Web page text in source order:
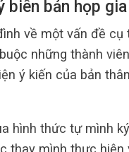
biên bản họp
về một vấn đề cụ
những thành
ý kiến của bản
hình thức tự mình